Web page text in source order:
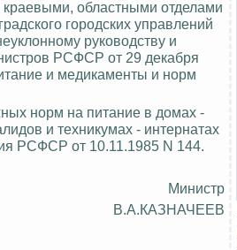
областными отделами
городских управлений
руководству и
РСФСР от 29 декабря
и медикаменты и норм
норм на питание в домах -
и техникумах - интернатах
РСФСР от 10.11.1985 N 144.
Министр
В.А.КАЗНАЧЕЕВ